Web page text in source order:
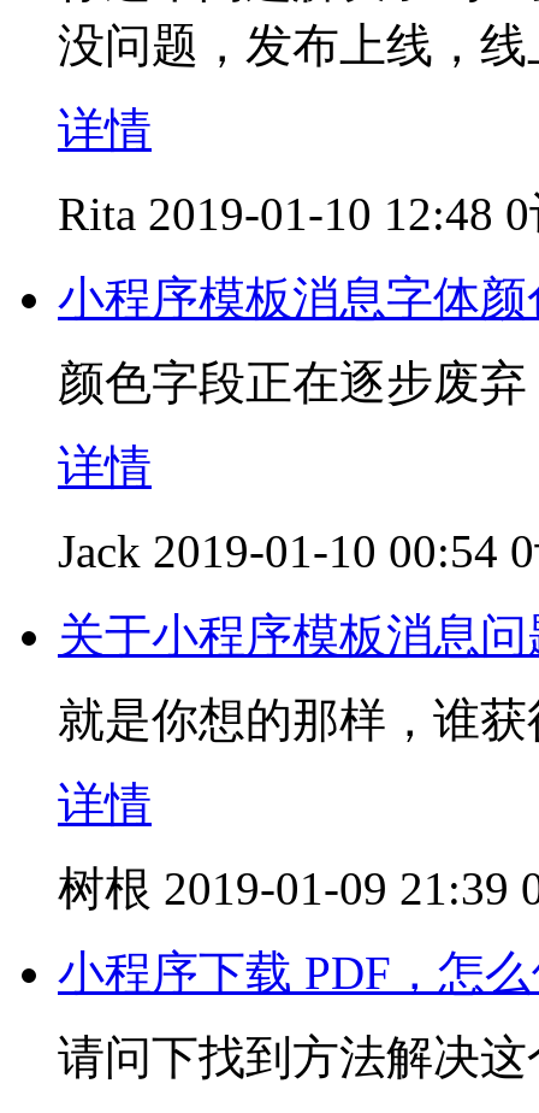
没问题，发布上线，
详情
Rita 2019-01-10 12:48
小程序模板消息字体
颜色字段正在逐步废
详情
Jack 2019-01-10 00:54
关于小程序模板消息
就是你想的那样，谁
详情
树根 2019-01-09 21:39
小程序下载 PDF，怎
请问下找到方法解决